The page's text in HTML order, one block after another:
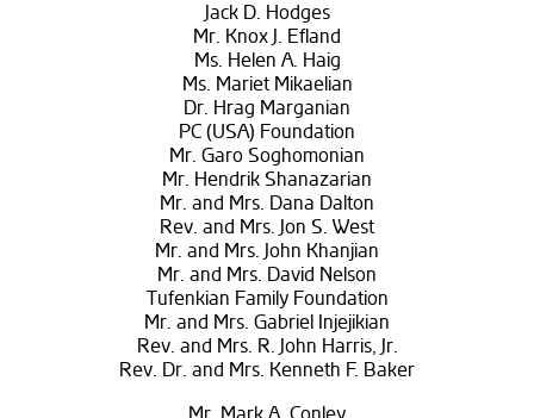
Jack D. Hodges
Mr. Knox J. Efland
Ms. Helen A. Haig
Ms. Mariet Mikaelian
Dr. Hrag Marganian
PC (USA) Foundation
Mr. Garo Soghomonian
Mr. Hendrik Shanazarian
Mr. and Mrs. Dana Dalton
Rev. and Mrs. Jon S. West
Mr. and Mrs. John Khanjian
Mr. and Mrs. David Nelson
Tufenkian Family Foundation
Mr. and Mrs. Gabriel Injejikian
Rev. and Mrs. R. John Harris, Jr.
Rev. Dr. and Mrs. Kenneth F. Baker